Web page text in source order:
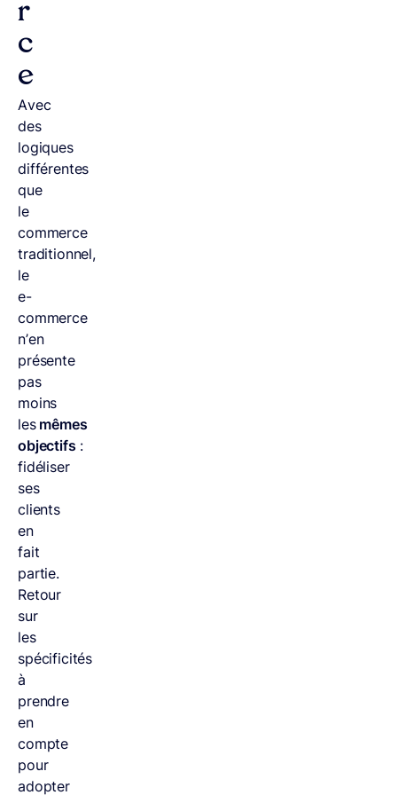
r
c
e
Avec
des
logiques
différentes
que
le
commerce
traditionnel,
le
e-
commerce
n’en
présente
pas
moins
lesmêmes
objectifs:
fidéliser
ses
clients
en
fait
partie.
Retour
sur
les
spécificités
à
prendre
en
compte
pour
adopter